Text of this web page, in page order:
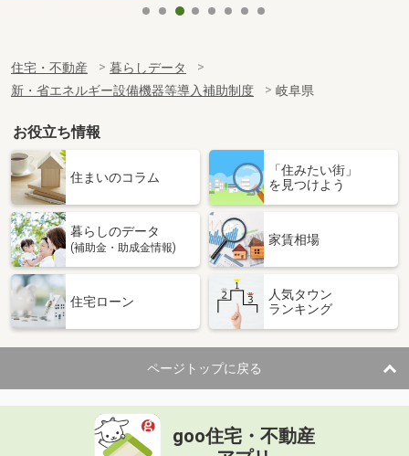
住宅・不動産
暮らしデータ
新・省エネルギー設備機器等導入補助制度
岐阜県
お役立ち情報
住まいのコラム
「住みたい街」
を見つけよう
暮らしのデータ
(補助金・助成金情報)
家賃相場
住宅ローン
人気タウン
ランキング
ページトップに戻る
goo住宅・不動産